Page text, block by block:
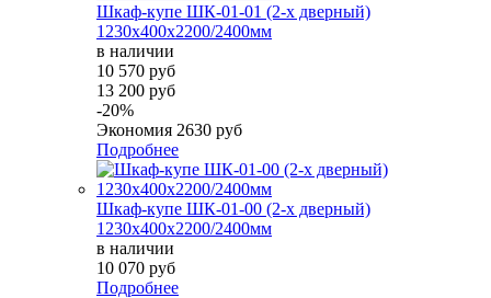
Шкаф-купе ШК-01-01 (2-х дверный)
1230х400х2200/2400мм
в наличии
10 570 руб
13 200 руб
-20%
Экономия 2630 руб
Подробнее
Шкаф-купе ШК-01-00 (2-х дверный)
1230х400х2200/2400мм
в наличии
10 070 руб
Подробнее